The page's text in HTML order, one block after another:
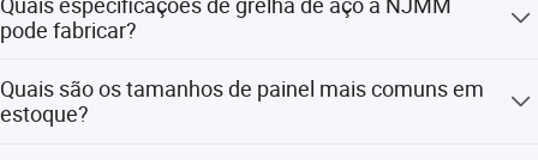
padrões de diferentes países, como a China: YB/T4001.1-
2007, os EUA: ANSI/NAAMM (MBG531), o Reino Unido:
pode fabricar?
de aço disponível, tanto em medidas imperiais
(polegadas) quanto em medidas métricas.
Quais são os tamanhos de painel mais comuns em
estoque?